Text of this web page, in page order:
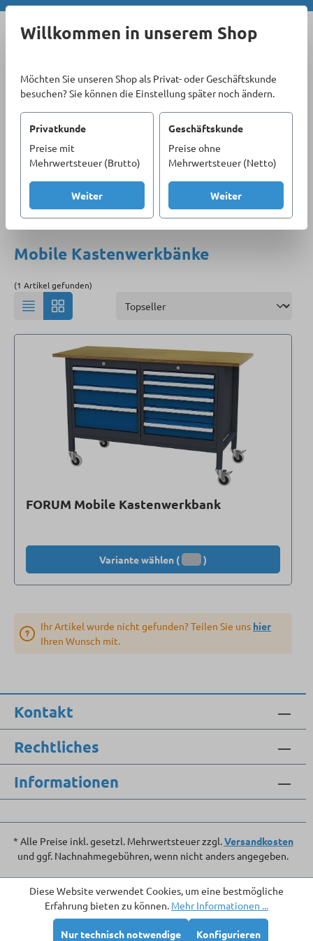
Zum Hauptinhalt springen
Willkommen in unserem Shop
Möchten Sie unseren Shop als Privat- oder Geschäftskunde
besuchen? Sie können die Einstellung später noch ändern.
Privatkunde
Preise mit
Mehrwertsteuer (Brutto)
Weiter
Geschäftskunde
Preise ohne
Mehrwertsteuer (Netto)
Weiter
Sortiment
Betrieb
Arbeitstische, Werkbänke
Mobile Kastenwerkbänke
Mobile Kastenwerkbänke
(1 Artikel gefunden)
FORUM Mobile Kastenwerkbank
Variante wählen ( )
Ihr Artikel wurde nicht gefunden? Teilen Sie uns hier
Ihren Wunsch mit.
Kontakt
Rechtliches
Informationen
* Alle Preise inkl. gesetzl. Mehrwertsteuer zzgl.Versandkosten
und ggf. Nachnahmegebühren, wenn nicht anders angegeben.
Diese Website verwendet Cookies, um eine bestmögliche
Erfahrung bieten zu können. Mehr Informationen ...
Nur technisch notwendige Konfigurieren